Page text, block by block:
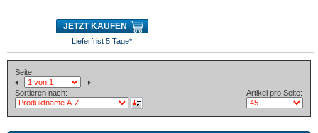
JETZT KAUFEN
Lieferfrist 5 Tage*
Seite:
Sortieren nach: Artikel pro Seite: